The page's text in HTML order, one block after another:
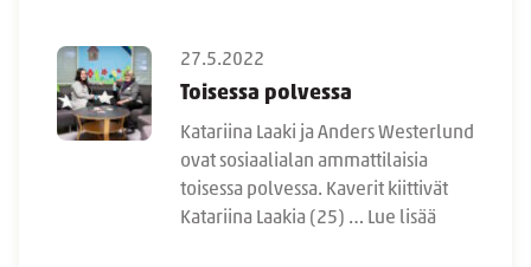
27.5.2022
Toisessa polvessa
Katariina Laaki ja Anders Westerlund
ovat sosiaalialan ammattilaisia
toisessa polvessa. Kaverit kiittivät
Katariina Laakia (25) … Lue lisää